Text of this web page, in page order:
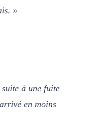
»
suite à une fuite
en moins